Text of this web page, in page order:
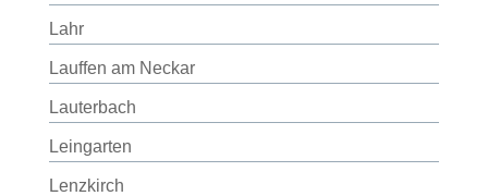
Lahr
Lauffen am Neckar
Lauterbach
Leingarten
Lenzkirch